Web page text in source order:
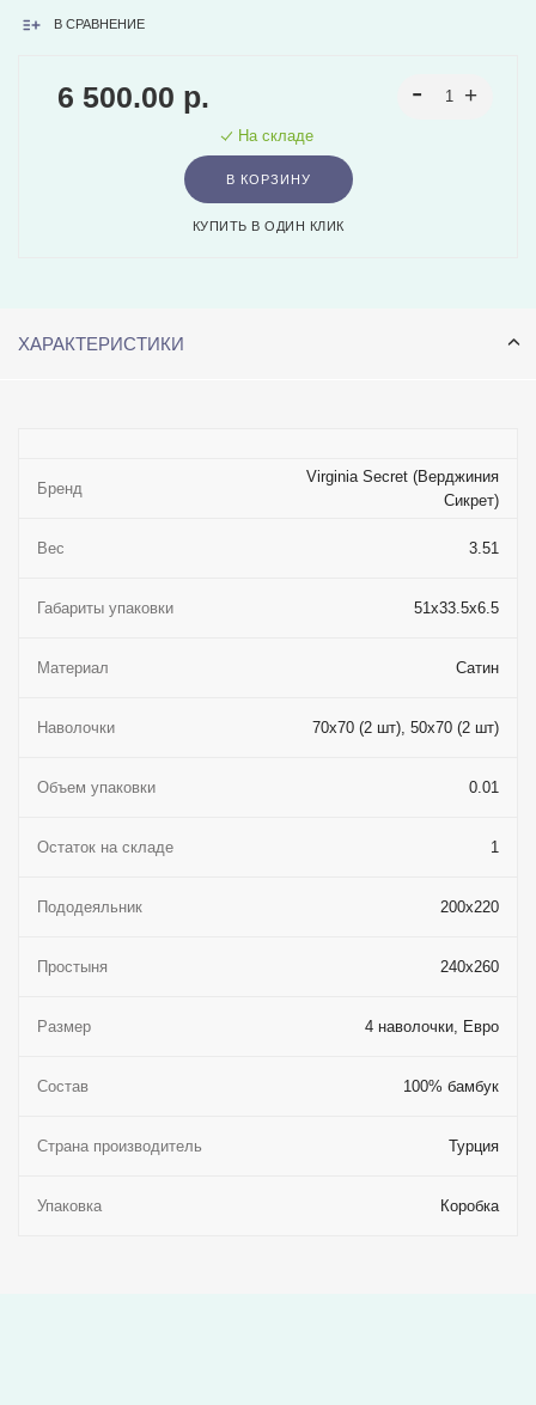
В СРАВНЕНИЕ
6 500.00 р.
На складе
В КОРЗИНУ
КУПИТЬ В ОДИН КЛИК
ХАРАКТЕРИСТИКИ
Бренд
Virginia Secret (Верджиния
Сикрет)
Вес 3.51
Габариты упаковки 51x33.5x6.5
Материал Сатин
Наволочки 70x70 (2 шт), 50x70 (2 шт)
Объем упаковки 0.01
Остаток на складе 1
Пододеяльник 200x220
Простыня 240x260
Размер 4 наволочки, Евро
Состав 100% бамбук
Страна производитель Турция
Упаковка Коробка